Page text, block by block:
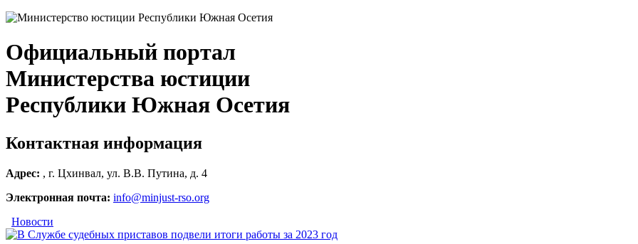
Официальный портал
Министерства юстиции
Республики Южная Осетия
Контактная информация
Адрес: , г. Цхинвал, ул. В.В. Путина, д. 4
Электронная почта: info@minjust-rso.org
Новости